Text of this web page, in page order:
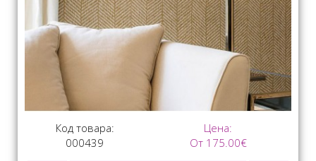
Код товара:
000439
Цена:
От 175.00€